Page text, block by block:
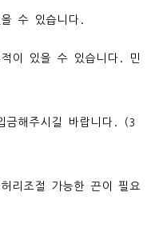
수 있습니다.
이 있을 수 있습니다. 민
금해주시길 바랍니다. (3
리조절 가능한 끈이 필요